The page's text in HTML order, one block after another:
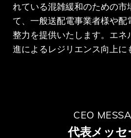
れている混雑緩和のための市
て、一般送配電事業者様や配
整力を提供いたします。エネ
進によるレジリエンス向上に
CEO
代表メッセ